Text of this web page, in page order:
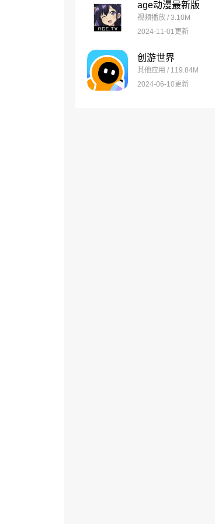
age动漫最新版
视频播放 / 3.10M
2024-11-01更新
创游世界
其他应用 / 119.84M
2024-06-10更新